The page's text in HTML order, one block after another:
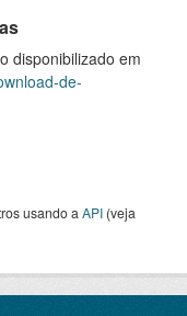
disponibilizado em
de-
usando a API (veja